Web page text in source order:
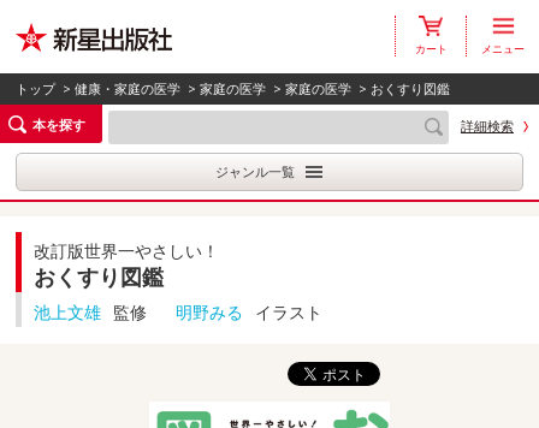
カート メニュー
トップ >健康・家庭の医学 >家庭の医学 >家庭の医学 > おくすり図鑑
本を探す
詳細検索
ジャンル一覧
改訂版世界一やさしい！
おくすり図鑑
池上文雄 監修 明野みる イラスト